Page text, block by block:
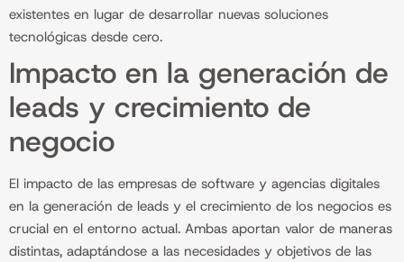
existentes en lugar de desarrollar nuevas soluciones
tecnológicas desde cero.
Impacto en la generación de
leads y crecimiento de
negocio
El impacto de las empresas de software y agencias digitales
en la generación de leads y el crecimiento de los negocios es
crucial en el entorno actual. Ambas aportan valor de maneras
distintas, adaptándose a las necesidades y objetivos de las